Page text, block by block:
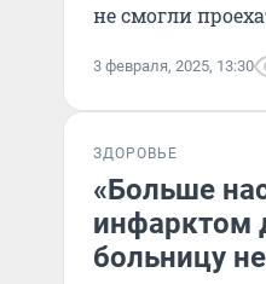
не смогли
3 февраля, 2025, 13:30
ЗДОРОВЬЕ
«Больше
инфарктом
больницу